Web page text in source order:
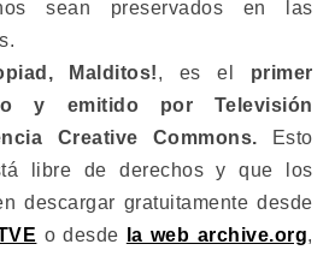
sean preservados en las
Malditos!, es el
primer
y emitido por Televisión
Creative Commons. Esto
libre de derechos y que los
descargar gratuitamente desde
o desde la web archive.org,